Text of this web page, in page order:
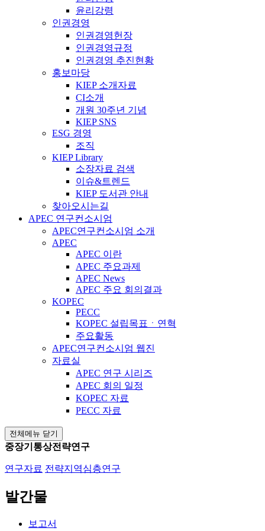
윤리강령
인권경영
인권경영헌장
인권경영규정
인권경영 추진현황
홍보마당
KIEP 소개자료
CI소개
개원 30주년 기념
KIEP SNS
ESG 경영
조직
KIEP Library
소장자료 검색
이슈&트렌드
KIEP 도서관 안내
찾아오시는길
APEC 연구컨소시엄
APEC연구컨소시엄 소개
APEC
APEC 이란
APEC 주요과제
APEC News
APEC 주요 회의결과
KOPEC
PECC
KOPEC 설립목표ㆍ연혁
주요활동
APEC연구컨소시엄 웹진
자료실
APEC 연구 시리즈
APEC 회의 일정
KOPEC 자료
PECC 자료
전체메뉴 닫기
중장기통상전략연구
연구자료 전략지역심층연구
발간물
보고서